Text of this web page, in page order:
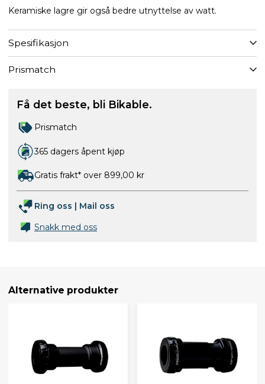
Keramiske lagre gir også bedre utnyttelse av watt.
Spesifikasjon
Prismatch
Få det beste, bli Bikable.
Prismatch
365 dagers åpent kjøp
Gratis frakt* over 899,00 kr
Ring oss | Mail oss
Snakk med oss
Alternative produkter